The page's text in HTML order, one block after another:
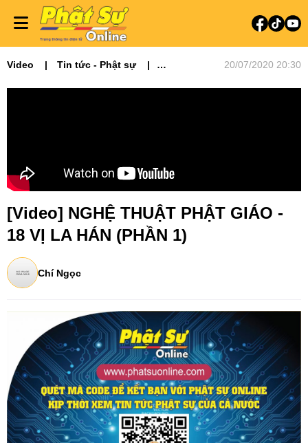
Video
Tin tức - Phật sự
20/07/2020 20:30
[Video] NGHỆ THUẬT PHẬT GIÁO -
18 VỊ LA HÁN (PHẦN 1)
Chí Ngọc